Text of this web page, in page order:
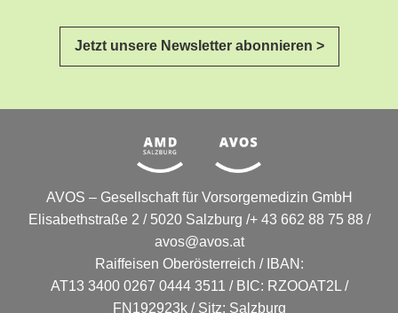
Jetzt unsere Newsletter abonnieren >
AVOS – Gesellschaft für Vorsorgemedizin GmbH
Elisabethstraße 2 / 5020 Salzburg /+ 43 662 88 75 88 /
avos@avos.at
Raiffeisen Oberösterreich / IBAN:
AT13 3400 0267 0444 3511 / BIC: RZOOAT2L /
FN192923k / Sitz: Salzburg